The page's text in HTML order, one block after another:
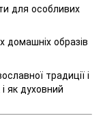
для особливих
домашніх образів
традиції і
як духовний